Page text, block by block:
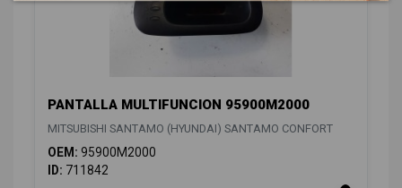
PANTALLA MULTIFUNCION 95900M2000
MITSUBISHI SANTAMO (HYUNDAI) SANTAMO CONFORT
OEM: 95900M2000
ID: 711842